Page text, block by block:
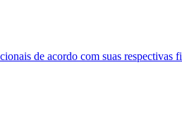
de acordo com suas respectivas